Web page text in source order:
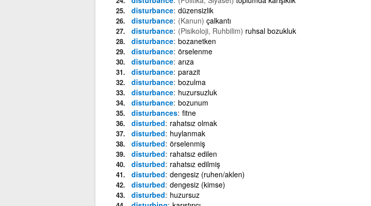
disturbance düzensizlik
disturbance (Kanun) çalkantı
disturbance (Pisikoloji, Ruhbilim) ruhsal bozukluk
disturbance bozanetken
disturbance örselenme
disturbance arıza
disturbance parazit
disturbance bozulma
disturbance huzursuzluk
disturbance bozunum
disturbances fitne
disturbed rahatsız olmak
disturbed huylanmak
disturbed örselenmiş
disturbed rahatsız edilen
disturbed rahatsız edilmiş
disturbed dengesiz (ruhen/aklen)
disturbed dengesiz (kimse)
disturbed huzursuz